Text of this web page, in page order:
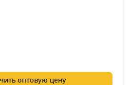
оптовую цену